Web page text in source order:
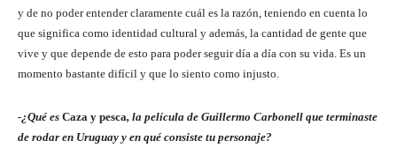
y de no poder entender claramente cuál es la razón, teniendo en cuenta lo
que significa como identidad cultural y además, la cantidad de gente que
vive y que depende de esto para poder seguir día a día con su vida. Es un
momento bastante difícil y que lo siento como injusto.
-¿Qué es Caza y pesca, la película de Guillermo Carbonell que terminaste
de rodar en Uruguay y en qué consiste tu personaje?